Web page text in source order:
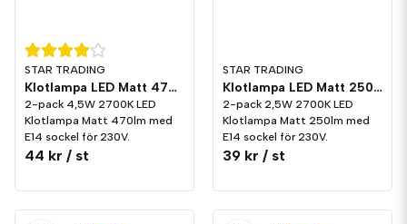
STAR TRADING
Klotlampa LED Matt 470lm E14 2700K 2-pack
2-pack 4,5W 2700K LED
Klotlampa Matt 470lm med
E14 sockel för 230V.
44 kr / st
STAR TRADING
Klotlampa LED Matt 250lm E14 2700K 2-pack
2-pack 2,5W 2700K LED
Klotlampa Matt 250lm med
E14 sockel för 230V.
39 kr / st